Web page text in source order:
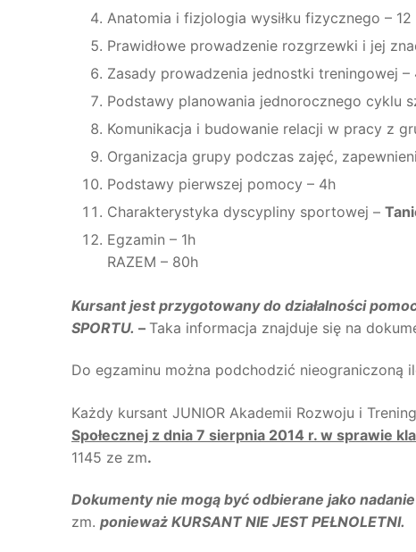
Anatomia i fizjologia wysiłku fizycznego – 12
Prawidłowe prowadzenie rozgrzewki i jej
Zasady prowadzenia jednostki treningowej –
Podstawy planowania jednorocznego cyklu
Komunikacja i budowanie relacji w pracy z
Organizacja grupy podczas zajęć,
Podstawy pierwszej pomocy – 4h
Charakterystyka dyscypliny sportowej –
Egzamin – 1h
RAZEM – 80h
Kursant jest przygotowany do działalności
SPORTU. – Taka informacja znajduje się na
Do egzaminu można podchodzić nieograniczoną
Każdy kursant JUNIOR Akademii Rozwoju i
Społecznej z dnia 7 sierpnia 2014 r. w sprawie
1145 ze zm.
Dokumenty nie mogą być odbierane jako
zm. ponieważ KURSANT NIE JEST PEŁNOLETNI.